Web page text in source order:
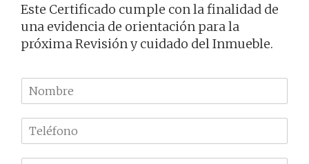
Este Certificado cumple con la finalidad de
una evidencia de orientación para la
próxima Revisión y cuidado del Inmueble.
N
o
m
r
e
l